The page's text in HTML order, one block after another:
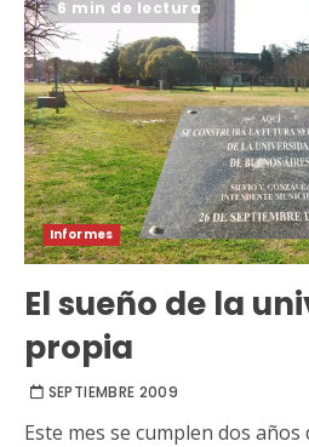
6 min de lectura
Informes
El sueño de la
propia
SEPTIEMBRE 2009
Este mes se cumplen dos años